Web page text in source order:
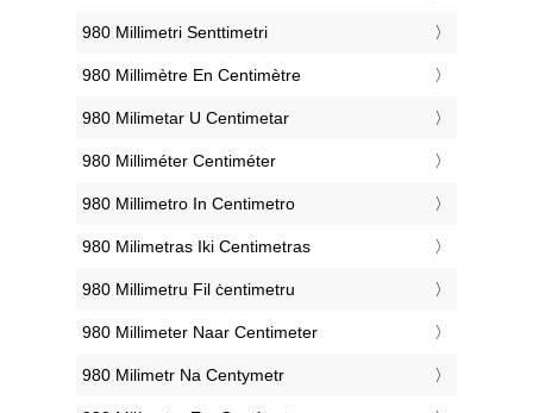
‎980 Millimetri Senttimetri
‎980 Millimètre En Centimètre
‎980 Milimetar U Centimetar
‎980 Milliméter Centiméter
‎980 Millimetro In Centimetro
‎980 Milimetras Iki Centimetras
‎980 Millimetru Fil ċentimetru
‎980 Millimeter Naar Centimeter
‎980 Milimetr Na Centymetr